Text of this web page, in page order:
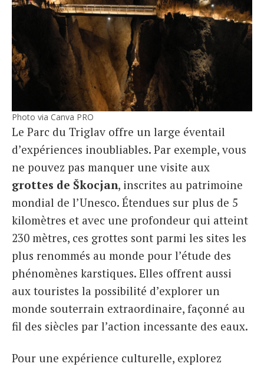
Photo via Canva PRO
Le Parc du Triglav offre un large éventail
d’expériences inoubliables. Par exemple, vous
ne pouvez pas manquer une visite aux
grottes de Škocjan, inscrites au patrimoine
mondial de l’Unesco. Étendues sur plus de 5
kilomètres et avec une profondeur qui atteint
230 mètres, ces grottes sont parmi les sites les
plus renommés au monde pour l’étude des
phénomènes karstiques. Elles offrent aussi
aux touristes la possibilité d’explorer un
monde souterrain extraordinaire, façonné au
fil des siècles par l’action incessante des eaux.
Pour une expérience culturelle, explorez